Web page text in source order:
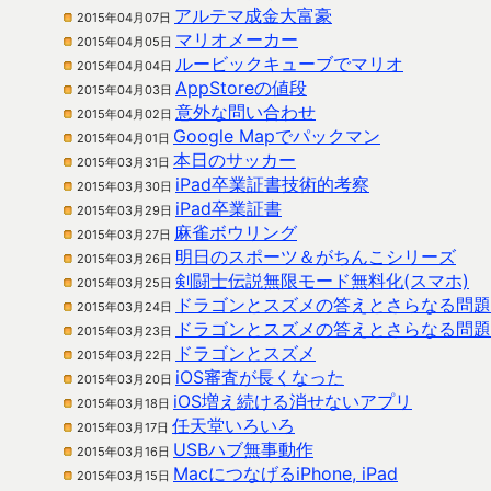
2015年04月07日 アルテマ成金大富豪
2015年04月05日 マリオメーカー
2015年04月04日 ルービックキューブでマリオ
2015年04月03日 AppStoreの値段
2015年04月02日 意外な問い合わせ
2015年04月01日 Google Mapでパックマン
2015年03月31日 本日のサッカー
2015年03月30日 iPad卒業証書技術的考察
2015年03月29日 iPad卒業証書
2015年03月27日 麻雀ボウリング
2015年03月26日 明日のスポーツ＆がちんこシリーズ
2015年03月25日 剣闘士伝説無限モード無料化(スマホ)
2015年03月24日 ドラゴンとスズメの答えとさらなる問
2015年03月23日 ドラゴンとスズメの答えとさらなる問題
2015年03月22日 ドラゴンとスズメ
2015年03月20日 iOS審査が長くなった
2015年03月18日 iOS増え続ける消せないアプリ
2015年03月17日 任天堂いろいろ
2015年03月16日 USBハブ無事動作
2015年03月15日 MacにつなげるiPhone, iPad